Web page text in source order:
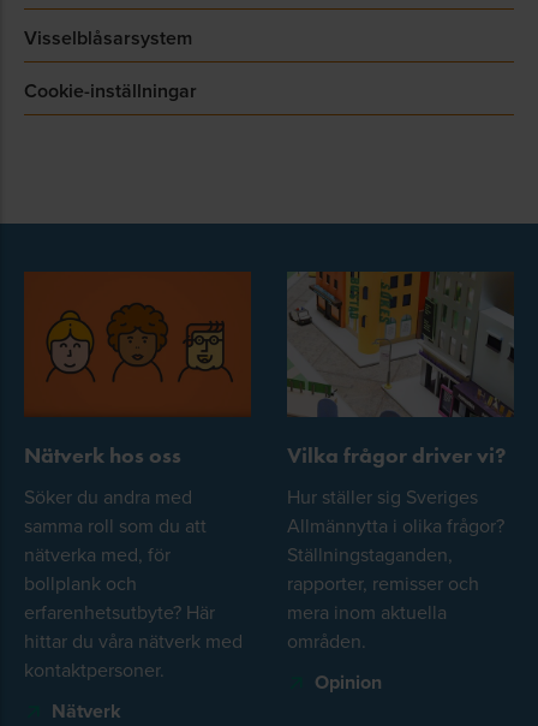
Visselblåsarsystem
Cookie-inställningar
Nätverk hos oss
Söker du andra med
samma roll som du att
nätverka med, för
bollplank och
erfarenhetsutbyte? Här
hittar du våra nätverk med
kontaktpersoner.
Nätverk
Vilka frågor driver vi?
Hur ställer sig Sveriges
Allmännytta i olika frågor?
Ställningstaganden,
rapporter, remisser och
mera inom aktuella
områden.
Opinion